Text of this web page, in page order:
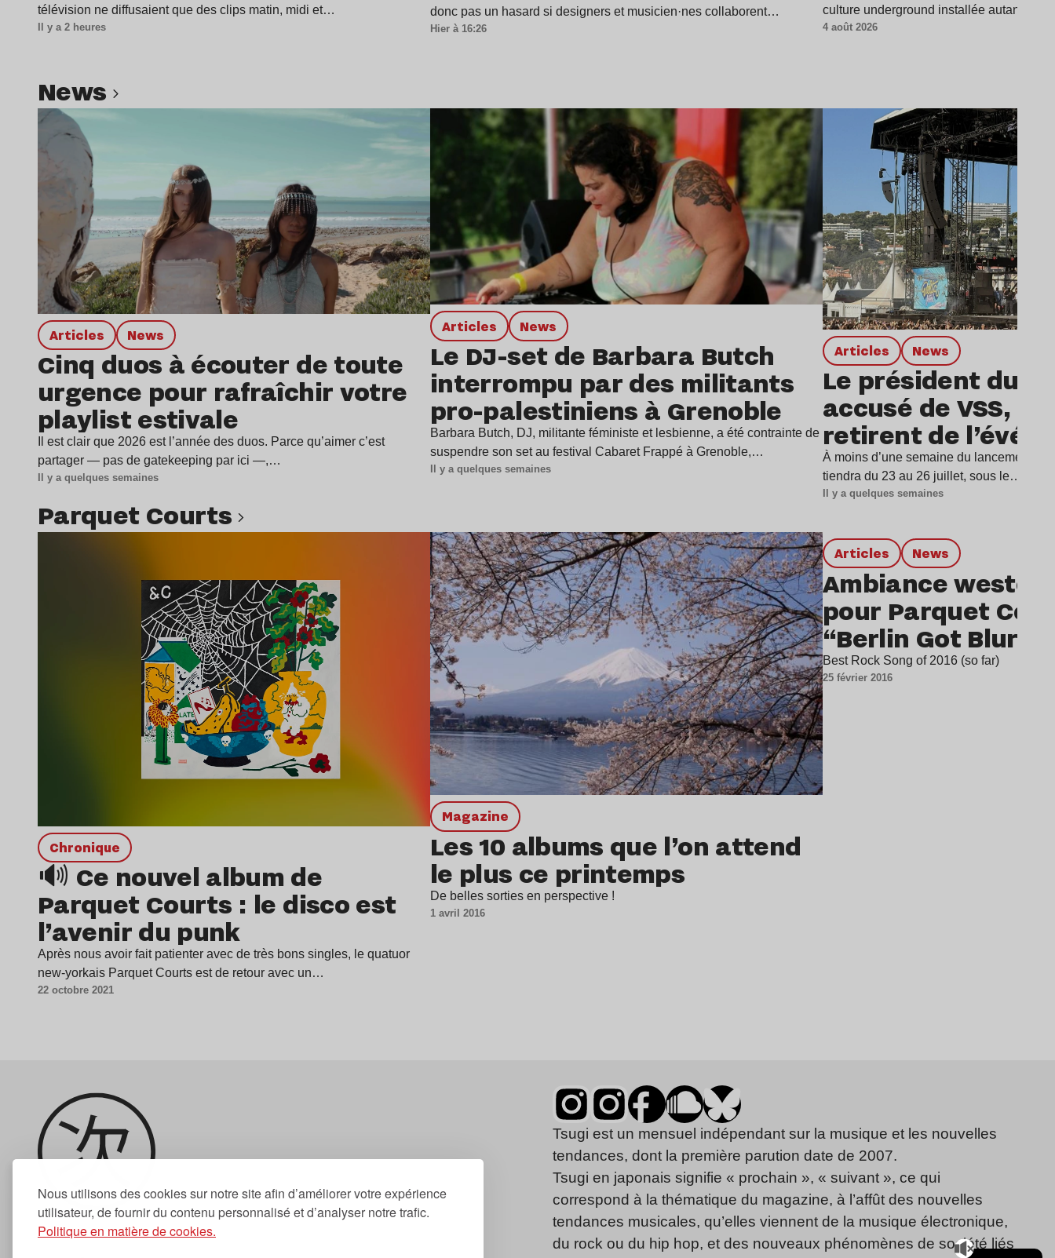
Nous utilisons des cookies sur notre site afin d’améliorer votre expérience
utilisateur, de fournir du contenu personnalisé et d’analyser notre trafic.
Politique en matière de cookies.
télévision ne diffusaient que des clips matin, midi et…
Il y a 2 heures
donc pas un hasard si designers et musicien·nes collaborent…
Hier à 16:26
culture underground installée autant
4 août 2026
news
Articles news
Cinq duos à écouter de toute
urgence pour rafraîchir votre
playlist estivale
Il est clair que 2026 est l’année des duos. Parce qu’aimer c’est
partager — pas de gatekeeping par ici —,…
Il y a quelques semaines
Articles news
Le DJ-set de Barbara Butch
interrompu par des militants
pro-palestiniens à Grenoble
Barbara Butch, DJ, militante féministe et lesbienne, a été contrainte de
suspendre son set au festival Cabaret Frappé à Grenoble,…
Il y a quelques semaines
Articles news
Le président du
accusé de VSS,
retirent de
À moins d’une semaine du lancement
tiendra du 23 au 26 juillet, sous le…
Il y a quelques semaines
Lire l’article Lire l’article
Parquet Courts
chronique
🔊 Ce nouvel album de
Parquet Courts : le disco est
l’avenir du punk
Après nous avoir fait patienter avec de très bons singles, le quatuor
new-yorkais Parquet Courts est de retour avec un…
22 octobre 2021
magazine
Les 10 albums que l’on attend
le plus ce printemps
De belles sorties en perspective !
1 avril 2016
Articles news
Ambiance
pour Parquet
“Berlin Got
Best Rock Song of 2016 (so far)
25 février 2016
Lire l’article
Tsugi est un mensuel indépendant sur la musique et les nouvelles
tendances, dont la première parution date de 2007.
Tsugi en japonais signifie « prochain », « suivant », ce qui
correspond à la thématique du magazine, à l’affût des nouvelles
tendances musicales, qu’elles viennent de la musique électronique,
du rock ou du hip hop, et des nouveaux phénomènes de société liés